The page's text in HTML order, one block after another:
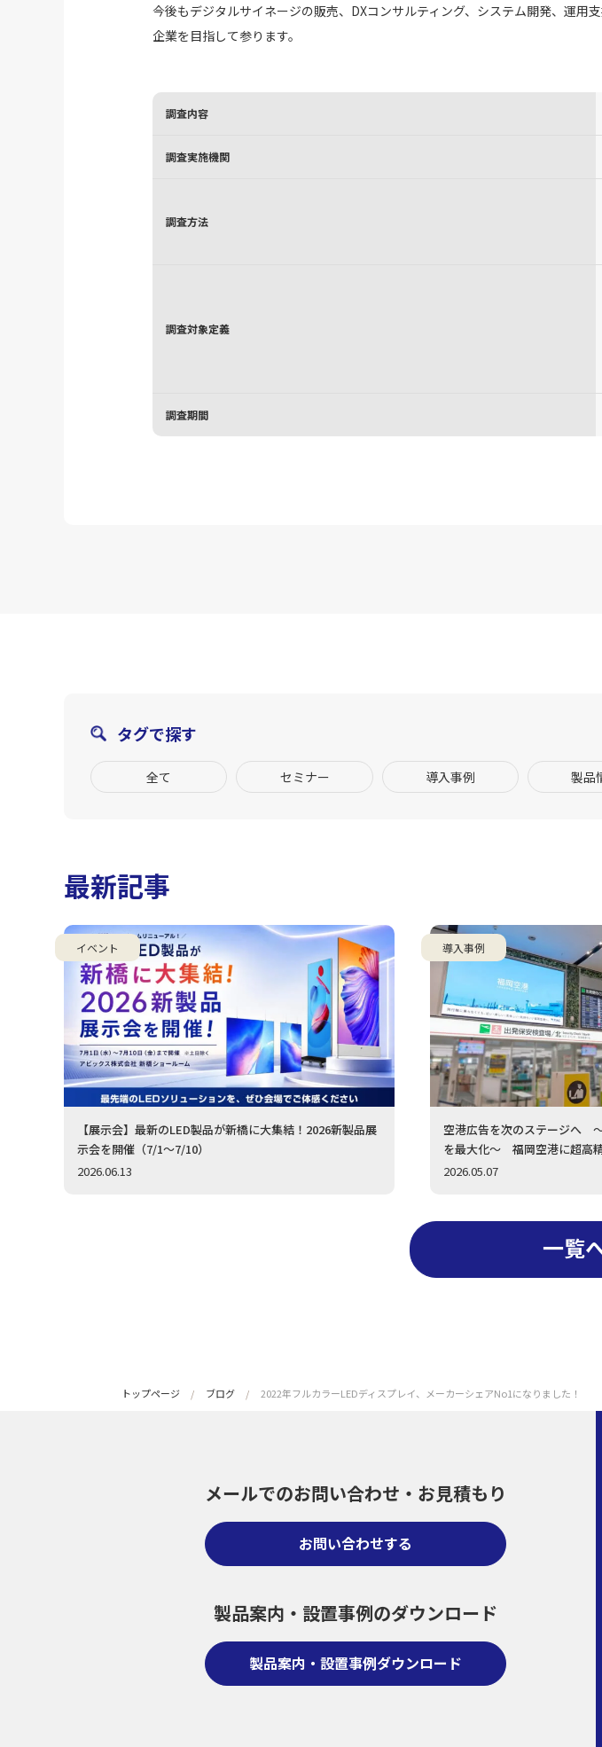
今後もデジタルサイネージの販売、DXコンサルティング、システム開発、運
企業を目指して参ります。
調査内容
調査実施機関
調査方法
調査対象定義
調査期間
タグで探す
全て セミナー 導入事例 製品
最新記事
イベント
【展示会】最新のLED製品が新橋に大集結！2026新製品展
示会を開催（7/1〜7/10）
2026.06.13
導入事例
空港広告を次のステージへ
を最大化～ 福岡空港に超高
（1.2mmピッチ）を採用いた
2026.05.07
一覧
トップページ ブログ 2022年フルカラーLEDディスプレイ、メーカーシェアNo1になりました！
メールでのお問い合わせ・ お見積もり
お問い合わせする
製品案内・設置事例のダウンロード
製品案内・設置事例ダウンロード